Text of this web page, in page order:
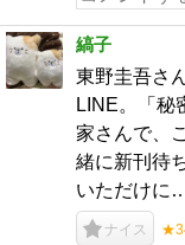
縞子
東野圭吾さ
LINE。「秘
家さんで、
緒に新刊待
いただけに
ナイス